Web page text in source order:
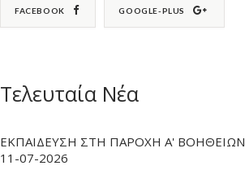
FACEBOOK GOOGLE-PLUS
Τελευταία Νέα
ΕΚΠΑΙΔΕΥΣΗ ΣΤΗ ΠΑΡΟΧΗ Α' ΒΟΗΘΕΙΩΝ
11-07-2026